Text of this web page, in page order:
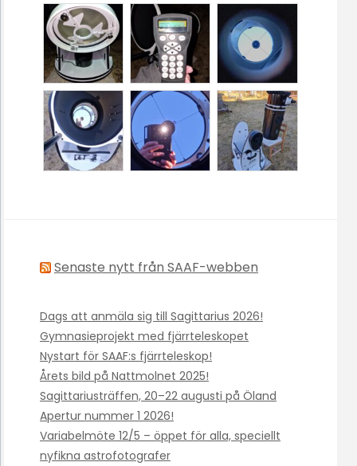
Senaste nytt från SAAF-webben
Dags att anmäla sig till Sagittarius 2026!
Gymnasieprojekt med fjärrteleskopet
Nystart för SAAF:s fjärrteleskop!
Årets bild på Nattmolnet 2025!
Sagittariusträffen, 20–22 augusti på Öland
Apertur nummer 1 2026!
Variabelmöte 12/5 – öppet för alla, speciellt
nyfikna astrofotografer